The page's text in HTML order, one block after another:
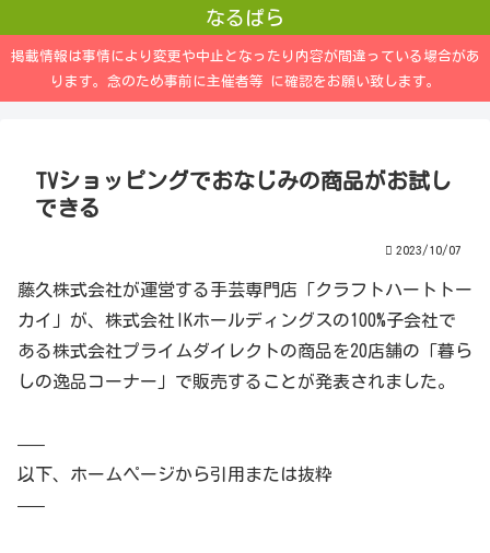
なるぱら
掲載情報は事情により変更や中止となったり内容が間違っている場合があ
ります。念のため事前に主催者等 に確認をお願い致します。
TVショッピングでおなじみの商品がお試し
できる
2023/10/07
藤久株式会社が運営する手芸専門店「クラフトハートトー
カイ」が、株式会社IKホールディングスの100%子会社で
ある株式会社プライムダイレクトの商品を20店舗の「暮ら
しの逸品コーナー」で販売することが発表されました。
—–
以下、ホームページから引用または抜粋
—–